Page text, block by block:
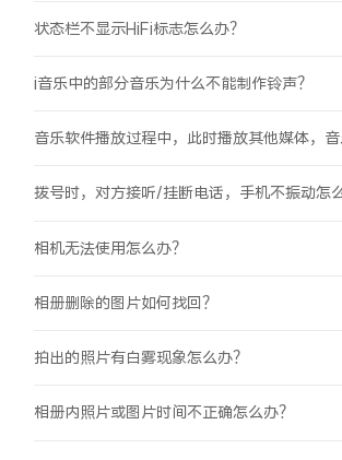
状态栏不显示HiFi标志怎么办？
i音乐中的部分音乐为什么不能制作铃声？
拨号时，对方接听/挂断电话，手机不振动怎
相机无法使用怎么办？
相册删除的图片如何找回？
拍出的照片有白雾现象怎么办？
相册内照片或图片时间不正确怎么办？